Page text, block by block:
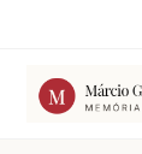
conteúdo